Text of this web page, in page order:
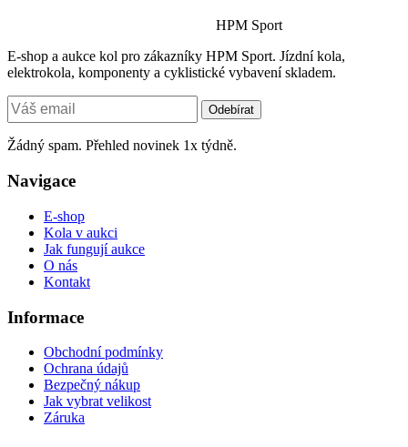
HPM Sport
E-shop a aukce kol pro zákazníky HPM Sport. Jízdní kola,
elektrokola, komponenty a cyklistické vybavení skladem.
Odebírat
Žádný spam. Přehled novinek 1x týdně.
Navigace
E-shop
Kola v aukci
Jak fungují aukce
O nás
Kontakt
Informace
Obchodní podmínky
Ochrana údajů
Bezpečný nákup
Jak vybrat velikost
Záruka